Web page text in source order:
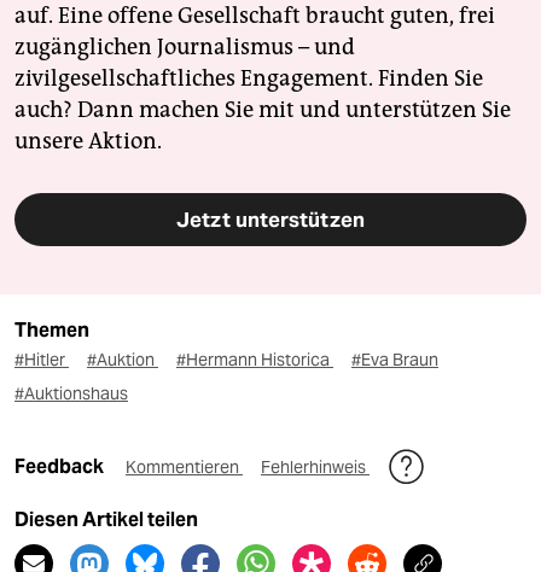
auf. Eine offene Gesellschaft braucht guten, frei
zugänglichen Journalismus – und
zivilgesellschaftliches Engagement. Finden Sie
auch? Dann machen Sie mit und unterstützen Sie
unsere Aktion.
Jetzt unterstützen
Themen
#Hitler #Auktion #Hermann Historica
#Eva Braun
#Auktionshaus
Feedback Kommentieren Fehlerhinweis
Diesen Artikel teilen